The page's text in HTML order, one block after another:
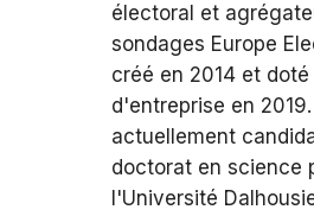
électoral et
sondages Europe
créé en 2014 et
d'entreprise en
actuellement
doctorat en science
l'Université